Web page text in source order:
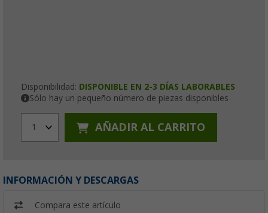
Disponibilidad: DISPONIBLE EN 2-3 DÍAS LABORABLES
Sólo hay un pequeño número de piezas disponibles
1 AÑADIR AL CARRITO
INFORMACIÓN Y DESCARGAS
Compara este artículo